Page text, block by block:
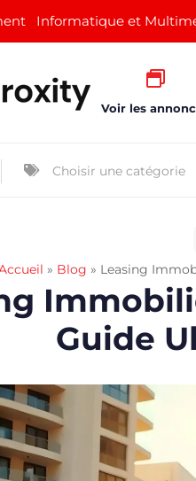
Informatique et
Voir les
» Blog » Leasing
Guide